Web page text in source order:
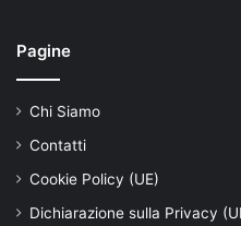
Pagine
Chi Siamo
Contatti
Cookie Policy (UE)
Dichiarazione sulla Privacy